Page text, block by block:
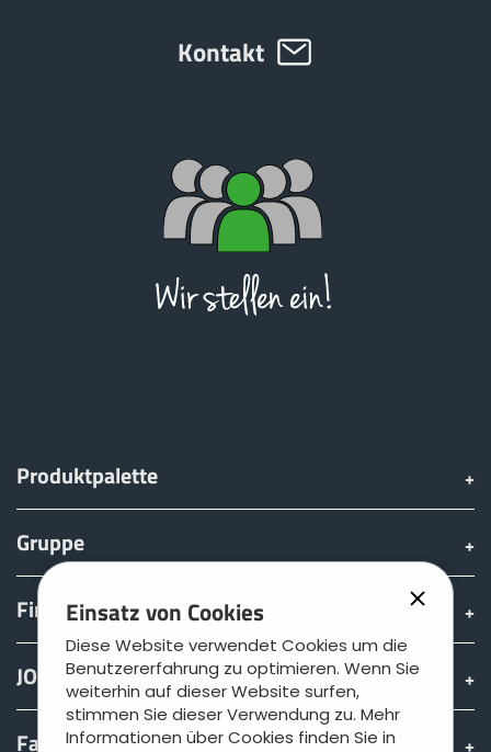
Einsatz von Cookies
Diese Website verwendet Cookies um die
Benutzererfahrung zu optimieren. Wenn Sie
weiterhin auf dieser Website surfen,
stimmen Sie dieser Verwendung zu. Mehr
Informationen über Cookies finden Sie in
Kontakt
Produktpalette
Gruppe
Finden & kaufen
JOSKIN Welt
Fan shop